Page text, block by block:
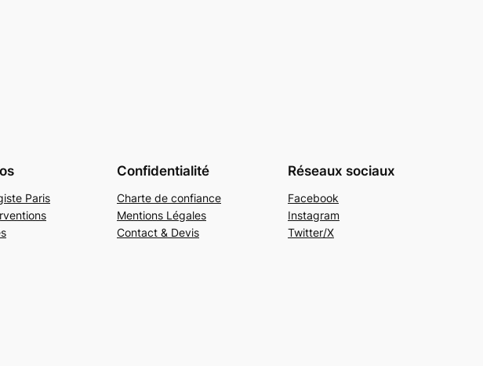
Paris
Confidentialité
Charte de confiance
Mentions Légales
Contact & Devis
Réseaux sociaux
Facebook
Instagram
Twitter/X